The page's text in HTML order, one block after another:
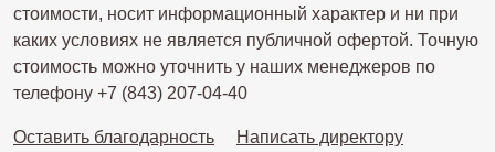
стоимости, носит информационный характер и ни при
каких условиях не является публичной офертой. Точную
стоимость можно уточнить у наших менеджеров по
телефону +7 (843) 207-04-40
Оставить благодарность
Написать директору